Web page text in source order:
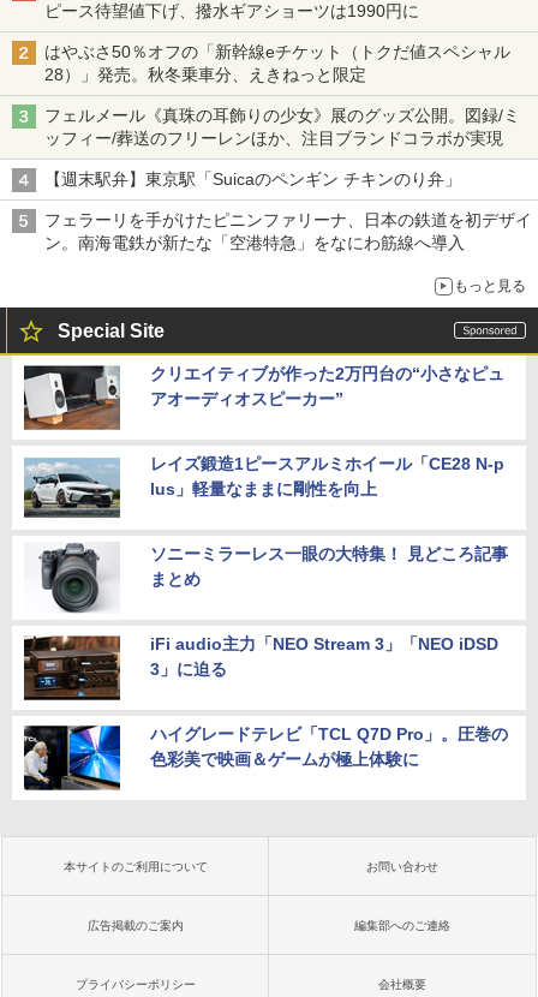
ピース待望値下げ、撥水ギアショーツは1990円に
はやぶさ50％オフの「新幹線eチケット（トクだ値スペシャル
28）」発売。秋冬乗車分、えきねっと限定
フェルメール《真珠の耳飾りの少女》展のグッズ公開。図録/ミ
ッフィー/葬送のフリーレンほか、注目ブランドコラボが実現
【週末駅弁】東京駅「Suicaのペンギン チキンのり弁」
フェラーリを手がけたピニンファリーナ、日本の鉄道を初デザイ
ン。南海電鉄が新たな「空港特急」をなにわ筋線へ導入
もっと見る
Special Site
クリエイティブが作った2万円台の“小さなピュ
アオーディオスピーカー”
レイズ鍛造1ピースアルミホイール「CE28 N-p
lus」軽量なままに剛性を向上
ソニーミラーレス一眼の大特集！ 見どころ記事
まとめ
iFi audio主力「NEO Stream 3」「NEO iDSD
3」に迫る
ハイグレードテレビ「TCL Q7D Pro」。圧巻の
色彩美で映画＆ゲームが極上体験に
本サイトのご利用について お問い合わせ
広告掲載のご案内 編集部へのご連絡
プライバシーポリシー 会社概要